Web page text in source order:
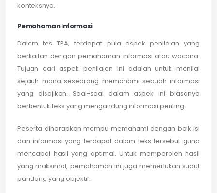
konteksnya.
Pemahaman Informasi
Dalam tes TPA, terdapat pula aspek penilaian yang
berkaitan dengan pemahaman informasi atau wacana.
Tujuan dari aspek penilaian ini adalah untuk menilai
sejauh mana seseorang memahami sebuah informasi
yang disajikan. Soal-soal dalam aspek ini biasanya
berbentuk teks yang mengandung informasi penting.
Peserta diharapkan mampu memahami dengan baik isi
dan informasi yang terdapat dalam teks tersebut guna
mencapai hasil yang optimal. Untuk memperoleh hasil
yang maksimal, pemahaman ini juga memerlukan sudut
pandang yang objektif.